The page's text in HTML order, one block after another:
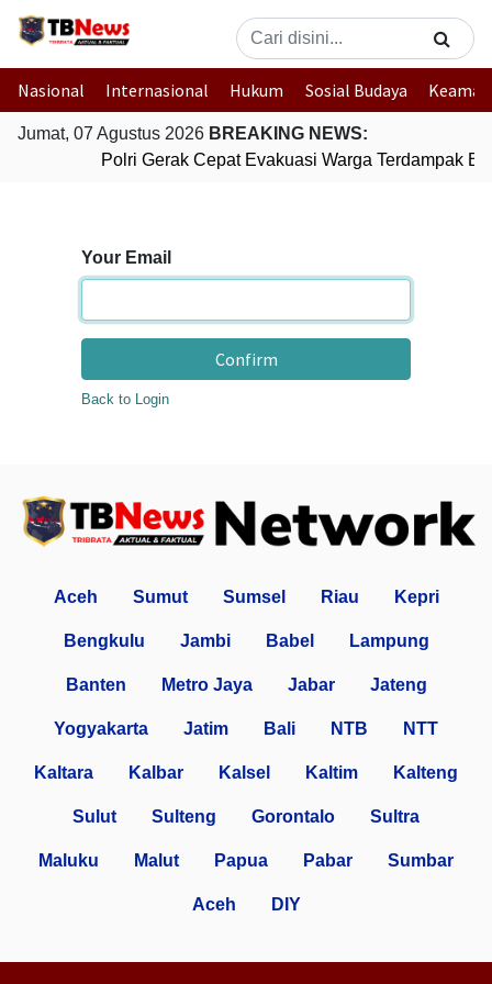
Nasional Internasional Hukum Sosial Budaya
Jumat, 07 Agustus 2026 BREAKING NEWS:
Polri Gerak Cepat Evakuasi Warga Terdampak
Your Email
Confirm
Back to Login
Aceh Sumut Sumsel Riau Kepri
Bengkulu Jambi Babel Lampung
Banten Metro Jaya Jabar Jateng
Yogyakarta Jatim Bali NTB NTT
Kaltara Kalbar Kalsel Kaltim Kalteng
Sulut Sulteng Gorontalo Sultra
Maluku Malut Papua Pabar Sumbar
Aceh DIY